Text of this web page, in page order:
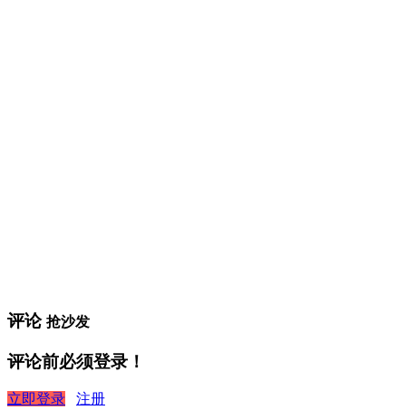
评论 抢沙发
评论前必须登录！
立即登录 注册